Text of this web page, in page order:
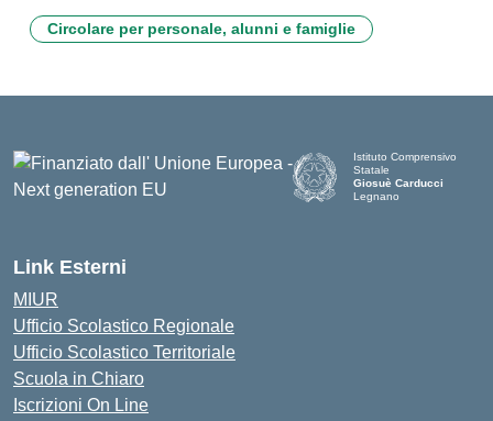
Circolare per personale, alunni e famiglie
Istituto Comprensivo
Statale
Giosuè Carducci
Legnano
Link Esterni
MIUR
Ufficio Scolastico Regionale
Ufficio Scolastico Territoriale
Scuola in Chiaro
Iscrizioni On Line